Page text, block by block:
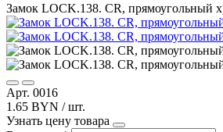
Замок LOCK.138. CR, прямоугольный
Арт. 0016
1.65 BYN / шт.
Узнать цену товара